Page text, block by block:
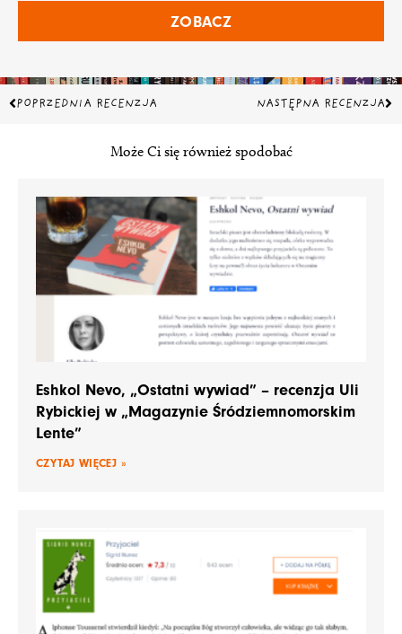
ZOBACZ
Prev
POPRZEDNIA RECENZJA NASTĘPNA RECENZJA
Może Ci się również spodobać
Eshkol Nevo, „Ostatni wywiad” – recenzja Uli
Rybickiej w „Magazynie Śródziemnomorskim
Lente”
CZYTAJ WIĘCEJ »